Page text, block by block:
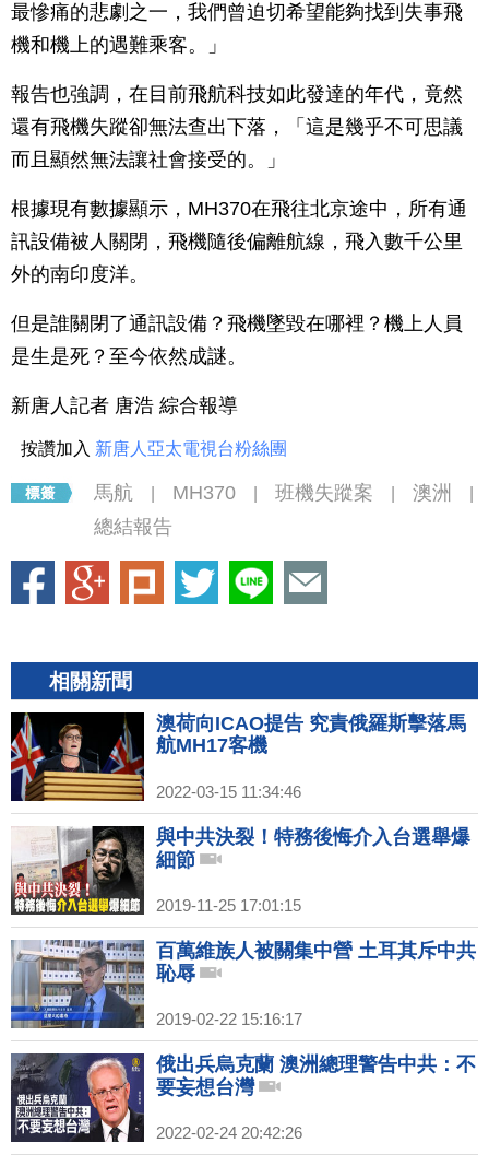
最慘痛的悲劇之一，我們曾迫切希望能夠找到失事飛
機和機上的遇難乘客。」
報告也強調，在目前飛航科技如此發達的年代，竟然
還有飛機失蹤卻無法查出下落，「這是幾乎不可思議
而且顯然無法讓社會接受的。」
根據現有數據顯示，MH370在飛往北京途中，所有通
訊設備被人關閉，飛機隨後偏離航線，飛入數千公里
外的南印度洋。
但是誰關閉了通訊設備？飛機墜毀在哪裡？機上人員
是生是死？至今依然成謎。
新唐人記者 唐浩 綜合報導
按讚加入 新唐人亞太電視台粉絲團
馬航 MH370 班機失蹤案 澳洲
總結報告
相關新聞
澳荷向ICAO提告 究責俄羅斯擊落馬
航MH17客機
2022-03-15 11:34:46
與中共決裂！特務後悔介入台選舉爆
細節
2019-11-25 17:01:15
百萬維族人被關集中營 土耳其斥中共
恥辱
2019-02-22 15:16:17
俄出兵烏克蘭 澳洲總理警告中共：不
要妄想台灣
2022-02-24 20:42:26